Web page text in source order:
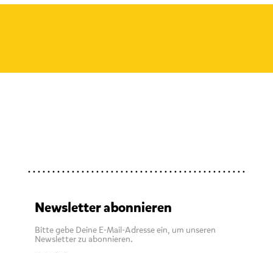
Newsletter abonnieren
Bitte gebe Deine E-Mail-Adresse ein, um unseren
Newsletter zu abonnieren.